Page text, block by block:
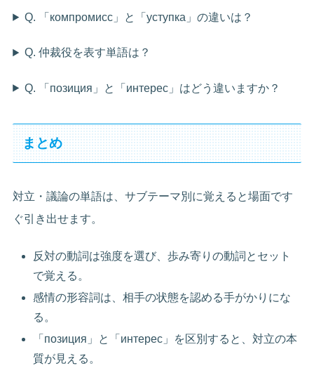
Q. 「компромисс」と「уступка」の違いは？
Q. 仲裁役を表す単語は？
Q. 「позиция」と「интерес」はどう違いますか？
まとめ
対立・議論の単語は、サブテーマ別に覚えると場面です
ぐ引き出せます。
反対の動詞は強度を選び、歩み寄りの動詞とセット
で覚える。
感情の形容詞は、相手の状態を認める手がかりにな
る。
「позиция」と「интерес」を区別すると、対立の本
質が見える。